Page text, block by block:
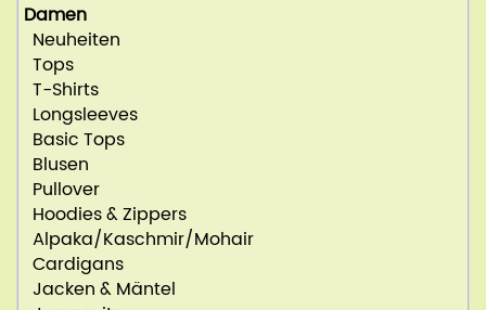
Damen
Neuheiten
Tops
T-Shirts
Longsleeves
Basic Tops
Blusen
Pullover
Hoodies & Zippers
Alpaka/Kaschmir/Mohair
Cardigans
Jacken & Mäntel